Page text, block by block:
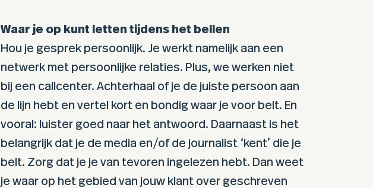
Waar je op kunt letten tijdens het bellen
Hou je gesprek persoonlijk. Je werkt namelijk aan een
netwerk met persoonlijke relaties. Plus, we werken niet
bij een callcenter. Achterhaal of je de juiste persoon aan
de lijn hebt en vertel kort en bondig waar je voor belt. En
vooral: luister goed naar het antwoord. Daarnaast is het
belangrijk dat je de media en/of de journalist ‘kent’ die je
belt. Zorg dat je je van tevoren ingelezen hebt. Dan weet
je waar op het gebied van jouw klant over geschreven